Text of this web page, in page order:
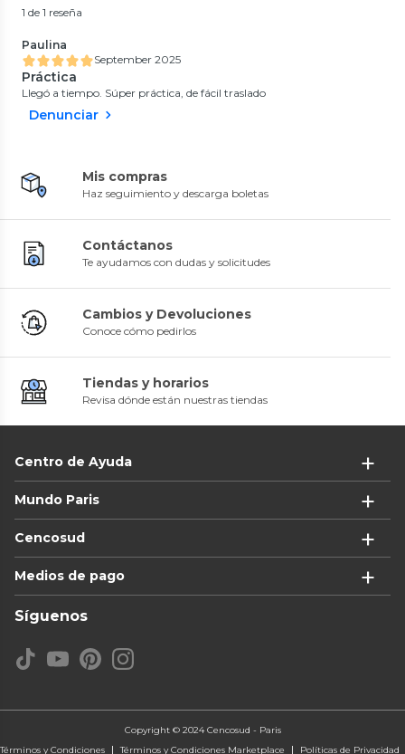
1 de 1 reseña
Paulina
September 2025
Práctica
Llegó a tiempo. Súper práctica, de fácil traslado
Denunciar
Mis compras
Haz seguimiento y descarga boletas
Contáctanos
Te ayudamos con dudas y solicitudes
Cambios y Devoluciones
Conoce cómo pedirlos
Tiendas y horarios
Revisa dónde están nuestras tiendas
Centro de Ayuda
Mundo Paris
Cencosud
Medios de pago
Síguenos
Copyright © 2024 Cencosud - Paris
Términos y Condiciones
Términos y Condiciones Marketplace Políticas de Privacidad